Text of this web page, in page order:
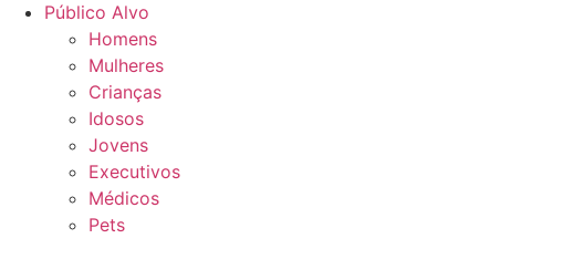
Público Alvo
Homens
Mulheres
Crianças
Idosos
Jovens
Executivos
Médicos
Pets